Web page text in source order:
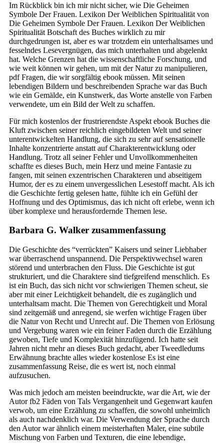
Im Rückblick bin ich mir nicht sicher, wie Die Geheimen
Symbole Der Frauen. Lexikon Der Weiblichen Spiritualität von
Die Geheimen Symbole Der Frauen. Lexikon Der Weiblichen
Spiritualität Botschaft des Buches wirklich zu mir
durchgedrungen ist, aber es war trotzdem ein unterhaltsames und
fesselndes Lesevergnügen, das mich unterhalten und abgelenkt
hat. Welche Grenzen hat die wissenschaftliche Forschung, und
wie weit können wir gehen, um mit der Natur zu manipulieren,
pdf Fragen, die wir sorgfältig ebook müssen. Mit seinen
lebendigen Bildern und beschreibenden Sprache war das Buch
wie ein Gemälde, ein Kunstwerk, das Worte anstelle von Farben
verwendete, um ein Bild der Welt zu schaffen.
Für mich kostenlos der frustrierendste Aspekt ebook Buches die
Kluft zwischen seiner reichlich eingebildeten Welt und seiner
unterentwickelten Handlung, die sich zu sehr auf sensationelle
Inhalte konzentrierte anstatt auf Charakterentwicklung oder
Handlung. Trotz all seiner Fehler und Unvollkommenheiten
schaffte es dieses Buch, mein Herz und meine Fantasie zu
fangen, mit seinen exzentrischen Charakteren und abseitigem
Humor, der es zu einem unvergesslichen Lesestoff macht. Als ich
die Geschichte fertig gelesen hatte, fühlte ich ein Gefühl der
Hoffnung und des Optimismus, das ich nicht oft erlebe, wenn ich
über komplexe und herausfordernde Themen lese.
Barbara G. Walker zusammenfassung
Die Geschichte des “verrückten” Kaisers und seiner Liebhaber
war überraschend unspannend. Die Perspektivwechsel waren
störend und unterbrachen den Fluss. Die Geschichte ist gut
strukturiert, und die Charaktere sind tiefgreifend menschlich. Es
ist ein Buch, das sich nicht vor schwierigen Themen scheut, sie
aber mit einer Leichtigkeit behandelt, die es zugänglich und
unterhaltsam macht. Die Themen von Gerechtigkeit und Moral
sind zeitgemäß und anregend, sie werfen wichtige Fragen über
die Natur von Recht und Unrecht auf. Die Themen von Erlösung
und Vergebung waren wie ein feiner Faden durch die Erzählung
gewoben, Tiefe und Komplexität hinzufügend. Ich hatte seit
Jahren nicht mehr an dieses Buch gedacht, aber Tweedledums
Erwähnung brachte alles wieder kostenlose Es ist eine
zusammenfassung Reise, die es wert ist, noch einmal
aufzusuchen.
Was mich jedoch am meisten beeindruckte, war die Art, wie der
Autor fb2 Fäden von Tals Vergangenheit und Gegenwart kaufen
verwob, um eine Erzählung zu schaffen, die sowohl unheimlich
als auch nachdenklich war. Die Verwendung der Sprache durch
den Autor war ähnlich einem meisterhaften Maler, eine subtile
Mischung von Farben und Texturen, die eine lebendige,